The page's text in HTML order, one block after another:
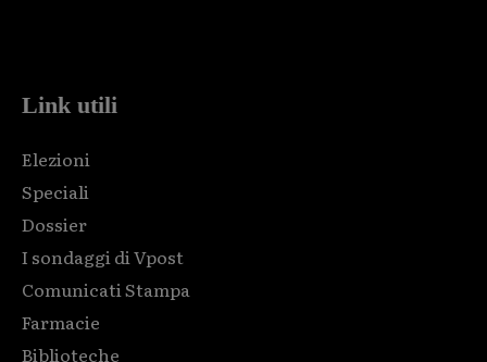
Link utili
Elezioni
Speciali
Dossier
I sondaggi di Vpost
Comunicati Stampa
Farmacie
Biblioteche